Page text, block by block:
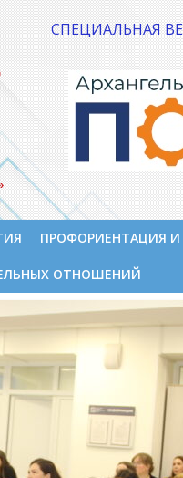
СПЕЦИАЛЬНАЯ
ПРОФОРИЕНТАЦИЯ
ОТНОШЕНИЙ